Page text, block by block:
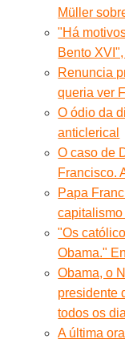
Müller
"Há
Bento
Renuncia
queria ver
O ódio da
anticlerical
O caso de
Francisco.
Papa
"Os
Obama."
Obama, o
presidente
todos os
A última